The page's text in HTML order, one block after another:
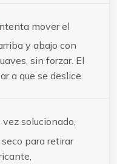
mover el
y abajo con
sin forzar. El
a que se deslice.
vez solucionado,
para retirar